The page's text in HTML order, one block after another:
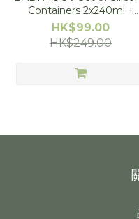
Containers 2x240ml +
2x400ml
HK$99.00
HK$249.00